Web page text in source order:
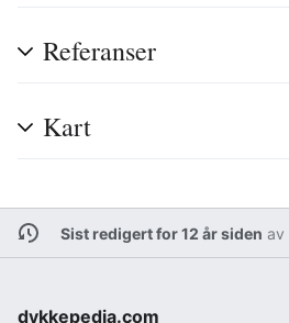
Referanser
Kart
Sist redigert for 12 år siden av
dykkepedia.com